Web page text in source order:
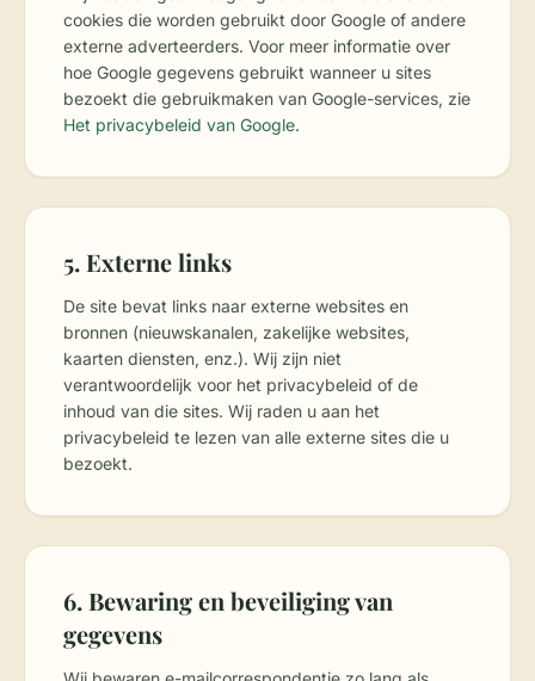
cookies die worden gebruikt door Google of andere
externe adverteerders. Voor meer informatie over
hoe Google gegevens gebruikt wanneer u sites
bezoekt die gebruikmaken van Google-services, zie
Het privacybeleid van Google.
5. Externe links
De site bevat links naar externe websites en
bronnen (nieuwskanalen, zakelijke websites,
kaarten diensten, enz.). Wij zijn niet
verantwoordelijk voor het privacybeleid of de
inhoud van die sites. Wij raden u aan het
privacybeleid te lezen van alle externe sites die u
bezoekt.
6. Bewaring en beveiliging van
gegevens